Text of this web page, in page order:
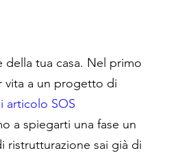
tua casa. Nel primo
vita a un progetto di
articolo SOS
a spiegarti una fase un
ristrutturazione sai già di